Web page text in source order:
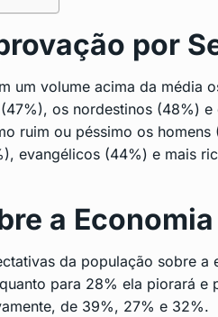
por
um volume acima da média
os nordestinos (48%)
ruim ou péssimo os
evangélicos (44%) e mais
a Economia
da população sobre a
para 28% ela piorará e
de 39%, 27% e 32%.